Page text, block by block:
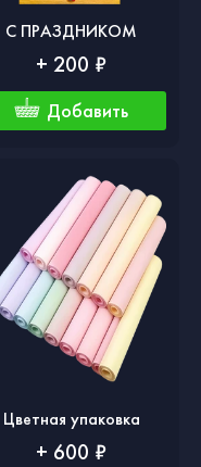
С ПРАЗДНИКОМ
+ 200 ₽
Добавить
Цветная упаковка
+ 600 ₽